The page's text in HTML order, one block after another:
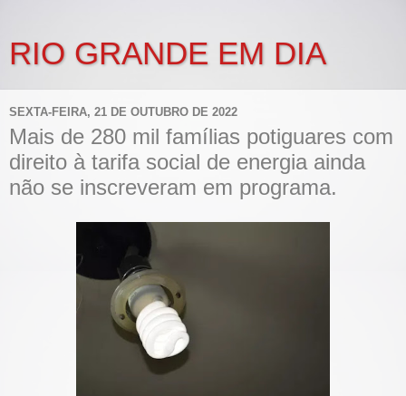
RIO GRANDE EM DIA
SEXTA-FEIRA, 21 DE OUTUBRO DE 2022
Mais de 280 mil famílias potiguares com
direito à tarifa social de energia ainda
não se inscreveram em programa.